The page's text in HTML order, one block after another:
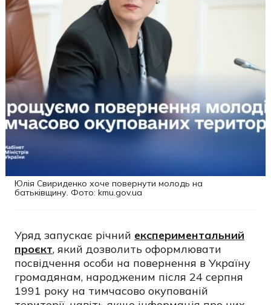
Юлія Свириденко хоче повернути молодь на
батьківщину. Фото: kmu.gov.ua
Уряд запускає річний експериментальний
проєкт, який дозволить оформлювати
посвідчення особи на повернення в Україну
громадянам, народженим після 24 серпня
1991 року на тимчасово окупованій